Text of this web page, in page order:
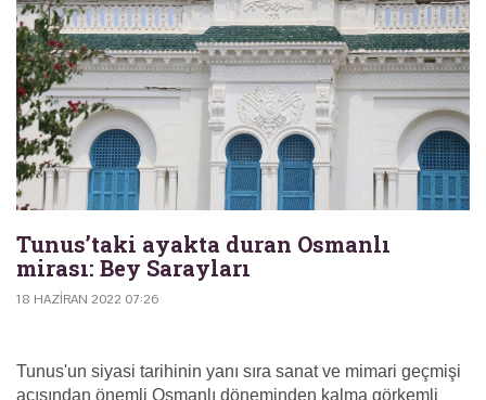
Tunus’taki ayakta duran Osmanlı
mirası: Bey Sarayları
18 HAZIRAN 2022 07:26
Tunus'un siyasi tarihinin yanı sıra sanat ve mimari geçmişi
açısından önemli Osmanlı döneminden kalma görkemli